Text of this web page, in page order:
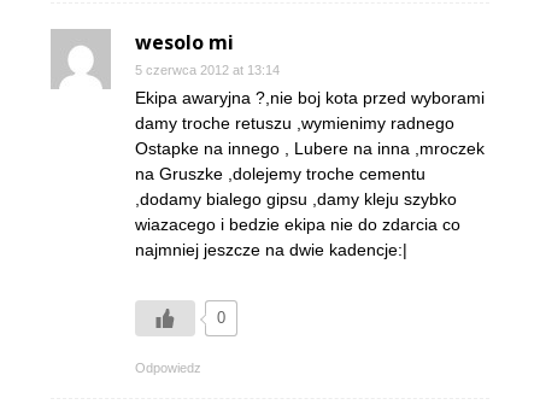
wesolo mi
5 czerwca 2012 at 13:14
Ekipa awaryjna ?,nie boj kota przed wyborami
damy troche retuszu ,wymienimy radnego
Ostapke na innego , Lubere na inna ,mroczek
na Gruszke ,dolejemy troche cementu
,dodamy bialego gipsu ,damy kleju szybko
wiazacego i bedzie ekipa nie do zdarcia co
najmniej jeszcze na dwie kadencje:|
0
Odpowiedz